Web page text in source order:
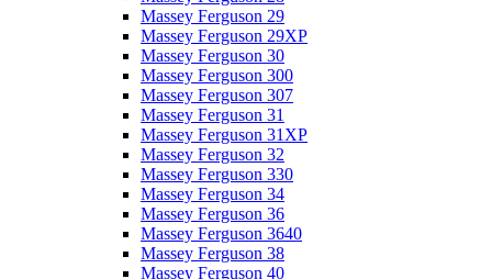
Massey Ferguson 29
Massey Ferguson 29XP
Massey Ferguson 30
Massey Ferguson 300
Massey Ferguson 307
Massey Ferguson 31
Massey Ferguson 31XP
Massey Ferguson 32
Massey Ferguson 330
Massey Ferguson 34
Massey Ferguson 36
Massey Ferguson 3640
Massey Ferguson 38
Massey Ferguson 40